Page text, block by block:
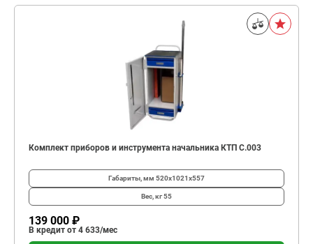
Комплект приборов и инструмента начальника КТП C.003
Габариты, мм 520х1021х557
Вес, кг55
139 000 ₽
В кредит от 4 633/мес